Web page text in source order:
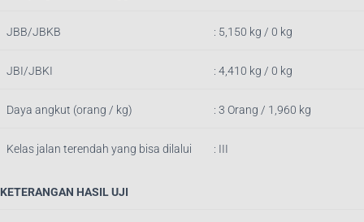
JBB/JBKB : 5,150 kg / 0 kg
JBI/JBKI : 4,410 kg / 0 kg
Daya angkut (orang / kg) : 3 Orang / 1,960 kg
Kelas jalan terendah yang bisa dilalui : III
KETERANGAN HASIL UJI